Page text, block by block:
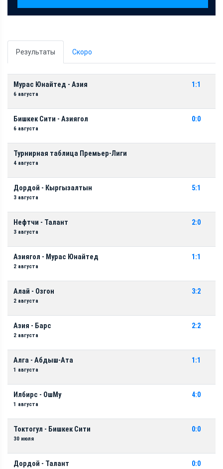
Результаты Скоро
Мурас Юнайтед - Азия
6 августа
1:1
Бишкек Сити - Азиягол
6 августа
0:0
Турнирная таблица Премьер-Лиги
4 августа
Дордой - Кыргызалтын
3 августа
5:1
Нефтчи - Талант
3 августа
2:0
Азиягол - Мурас Юнайтед
2 августа
1:1
Алай - Озгон
2 августа
3:2
Азия - Барс
2 августа
2:2
Алга - Абдыш-Ата
1 августа
1:1
Илбирс - ОшМу
1 августа
4:0
Токтогул - Бишкек Сити
30 июля
0:0
Дордой - Талант 0:0